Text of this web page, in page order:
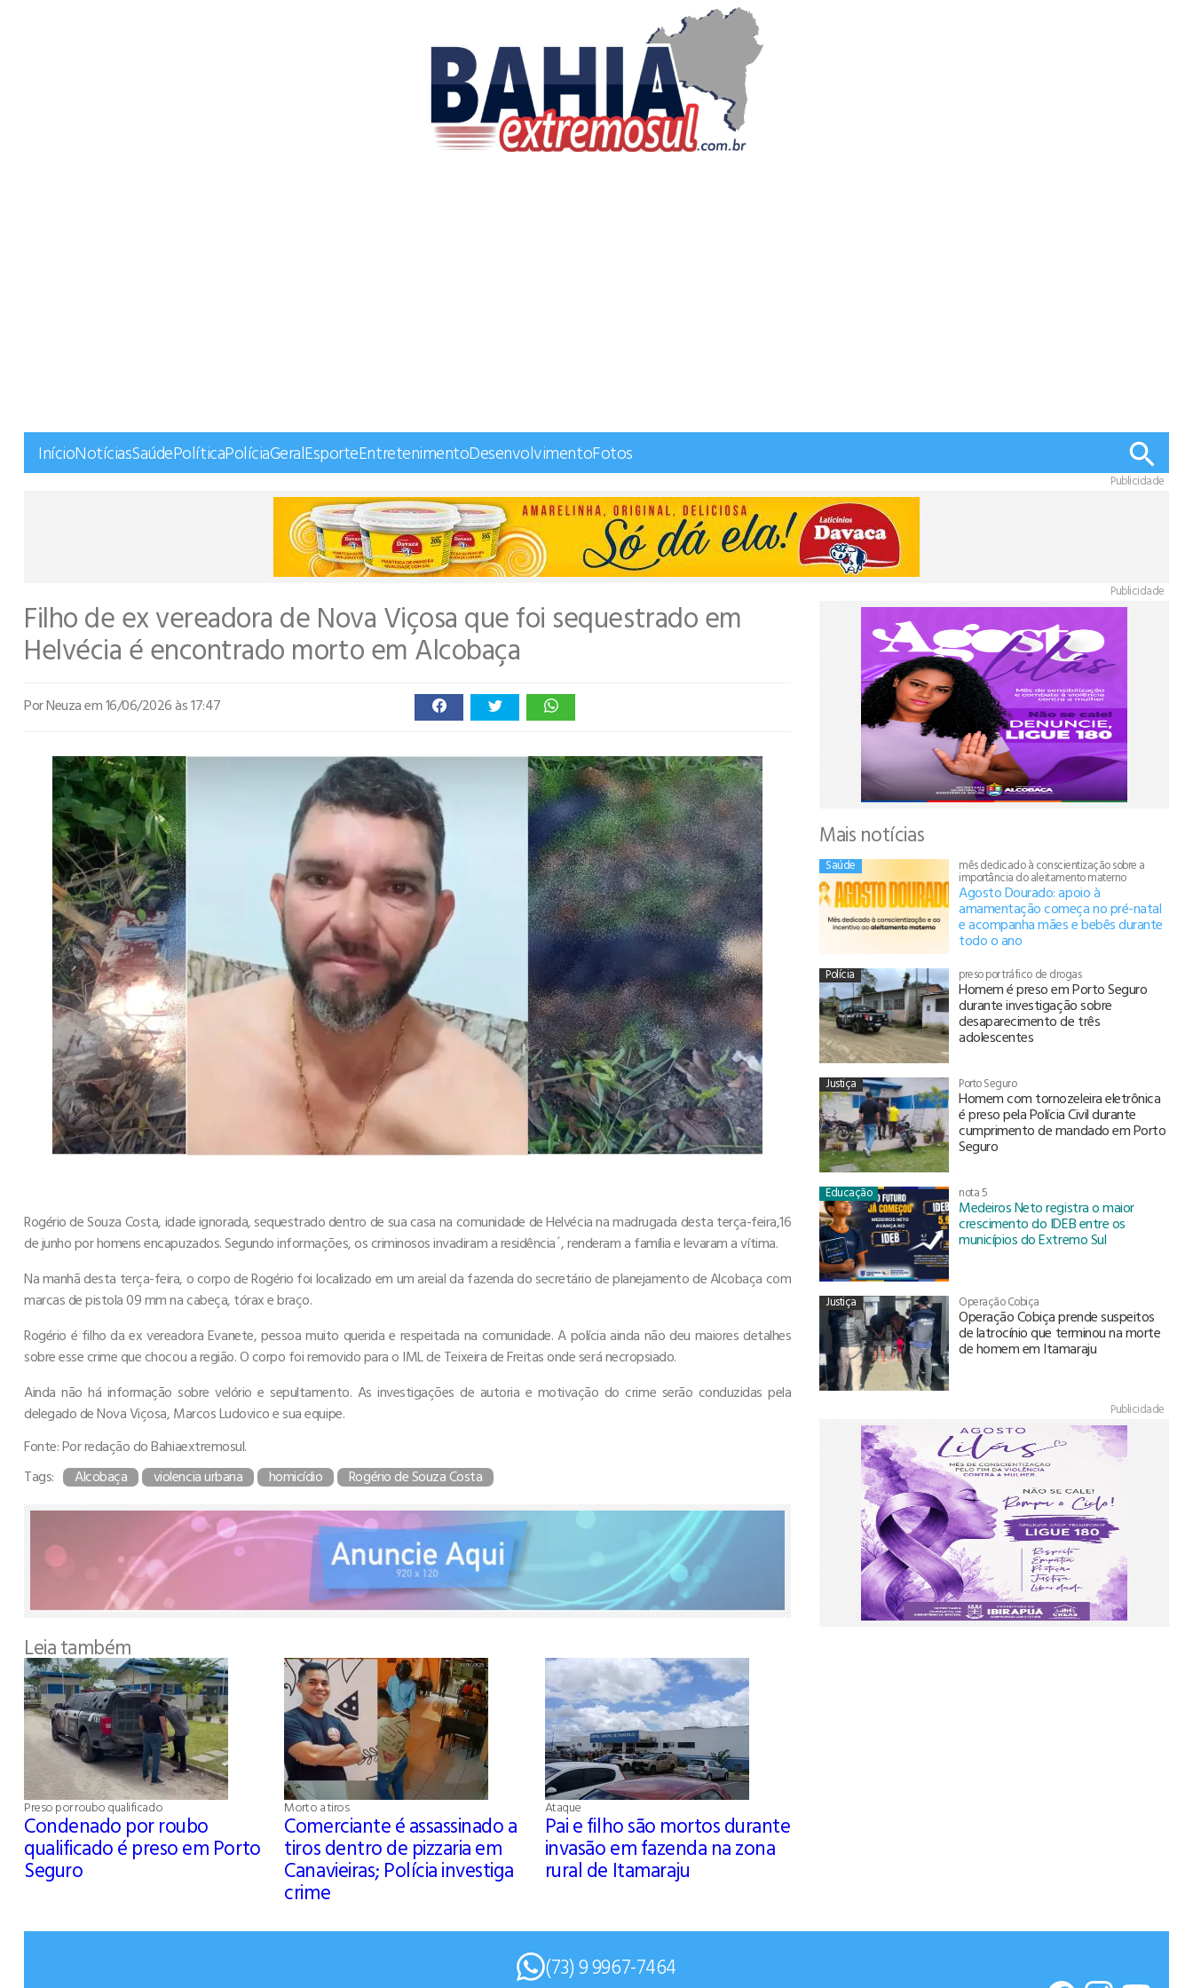
InícioNotíciasSaúdePolíticaPolíciaGeralEsporteEntretenimentoDesenvolvimentoFotos
Publicidade
Filho de ex vereadora de Nova Viçosa que foi sequestrado em
Helvécia é encontrado morto em Alcobaça
Por Neuzaem 16/06/2026 às 17:47
Rogério de Souza Costa, idade ignorada, sequestrado dentro de sua casa na comunidade de Helvécia na madrugada desta terça-feira,16
de junho por homens encapuzados. Segundo informações, os criminosos invadiram a residência´, renderam a família e levaram a vítima.
Na manhã desta terça-feira, o corpo de Rogério foi localizado em um areial da fazenda do secretário de planejamento de Alcobaça com
marcas de pistola 09 mm na cabeça, tórax e braço.
Rogério é filho da ex vereadora Evanete, pessoa muito querida e respeitada na comunidade. A polícia ainda não deu maiores detalhes
sobre esse crime que chocou a região. O corpo foi removido para o IML de Teixeira de Freitas onde será necropsiado.
Ainda não há informação sobre velório e sepultamento. As investigações de autoria e motivação do crime serão conduzidas pela
delegado de Nova Viçosa, Marcos Ludovico e sua equipe.
Fonte: Por redação do Bahiaextremosul.
Tags:
Alcobaça violencia urbana homicídio Rogério de Souza Costa
Leia também
Preso por roubo qualificado
Condenado por roubo
qualificado é preso em Porto
Seguro
Morto a tiros
Comerciante é assassinado a
tiros dentro de pizzaria em
Canavieiras; Polícia investiga
crime
Ataque
Pai e filho são mortos durante
invasão em fazenda na zona
rural de Itamaraju
Publicidade
Mais notícias
Saúde mês dedicado à conscientização sobre a
importância do aleitamento materno
Agosto Dourado: apoio à
amamentação começa no pré-natal
e acompanha mães e bebês durante
todo o ano
Polícia preso por tráfico de drogas
Homem é preso em Porto Seguro
durante investigação sobre
desaparecimento de três
adolescentes
Justiça Porto Seguro
Homem com tornozeleira eletrônica
é preso pela Polícia Civil durante
cumprimento de mandado em Porto
Seguro
Educação nota 5
Medeiros Neto registra o maior
crescimento do IDEB entre os
municípios do Extremo Sul
Justiça Operação Cobiça
Operação Cobiça prende suspeitos
de latrocínio que terminou na morte
de homem em Itamaraju
Publicidade
(73) 9 9967-7464